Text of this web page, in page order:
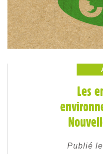
Les
Publié